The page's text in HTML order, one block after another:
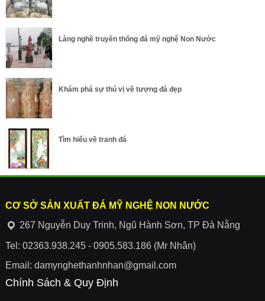
Làng nghề truyền thống đá mỹ nghệ Non Nước
Khám phá sự thú vị về tượng đá đẹp
Tìm hiểu về tranh đá
CƠ SỞ SẢN XUẤT ĐÁ MỸ NGHỆ NON NƯỚC
267 Nguyễn Duy Trinh, Ngũ Hành Sơn, TP Đà Nẵng
Tel: 02363.938.245 - 0905.583.186 (Mr Nhân)
Email: damynghethanhnhan@gmail.com
Chính Sách & Quy Định